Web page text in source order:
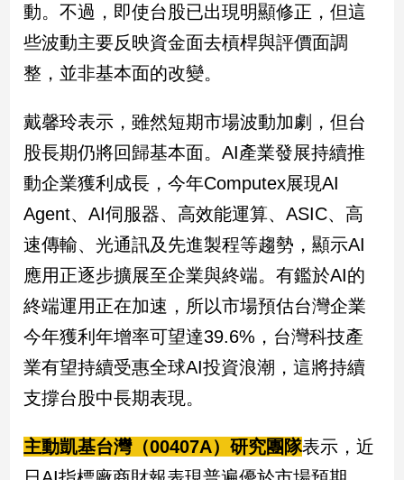
動。不過，即使台股已出現明顯修正，但這
些波動主要反映資金面去槓桿與評價面調
整，並非基本面的改變。
戴馨玲表示，雖然短期市場波動加劇，但台
股長期仍將回歸基本面。AI產業發展持續推
動企業獲利成長，今年Computex展現AI
Agent、AI伺服器、高效能運算、ASIC、高
速傳輸、光通訊及先進製程等趨勢，顯示AI
應用正逐步擴展至企業與終端。有鑑於AI的
終端運用正在加速，所以市場預估台灣企業
今年獲利年增率可望達39.6%，台灣科技產
業有望持續受惠全球AI投資浪潮，這將持續
支撐台股中長期表現。
主動凱基台灣（00407A）研究團隊表示，近